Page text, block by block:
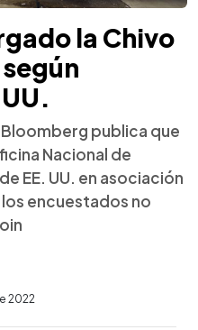
la Chivo
publica que
Nacional de
EE. UU. en asociación
encuestados no
2022